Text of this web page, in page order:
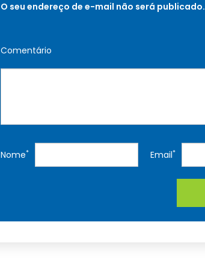
O seu endereço de e-mail não será publicado.
Comentário
Nome* Email*